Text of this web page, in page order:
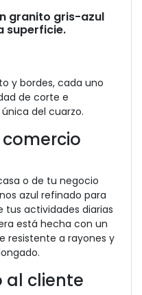
granito gris-azul
superficie.
y bordes, cada uno
de corte e
del cuarzo.
o de tu negocio
azul refinado para
tus actividades diarias
está hecha con un
resistente a rayones y
al cliente